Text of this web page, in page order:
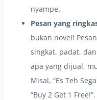
nyampe.
Pesan yang
bukan novel!
singkat, padat,
apa yang dijual,
Misal, “Es Teh
“Buy 2 Get 1